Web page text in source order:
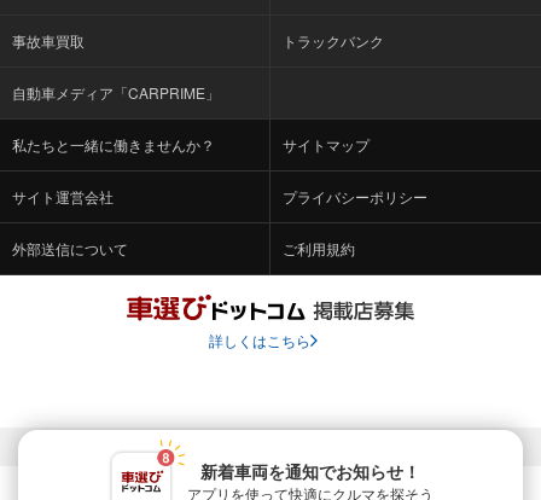
新着車両を通知でお知らせ！
アプリを使って快適にクルマを探そう
事故車買取 トラックバンク
自動車メディア「CARPRIME」
私たちと一緒に働きませんか？ サイトマップ
サイト運営会社 プライバシーポリシー
外部送信について ご利用規約
詳しくはこちら
© Fabrica Communications Co., LTD.